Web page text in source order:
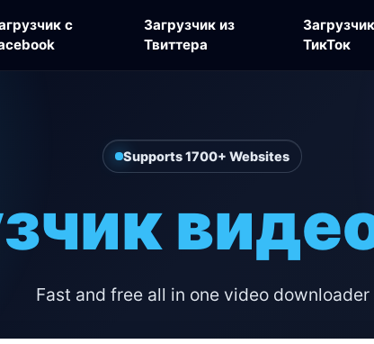
с
Загрузчик из
Твиттера
ТикТок
Supports 1700+ Websites
Fast and free all in one video downloader